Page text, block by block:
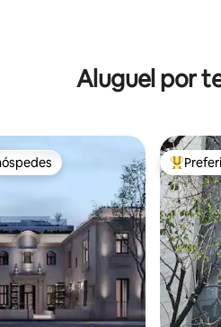
Aluguel por
preferidos dos hóspedes Entre os